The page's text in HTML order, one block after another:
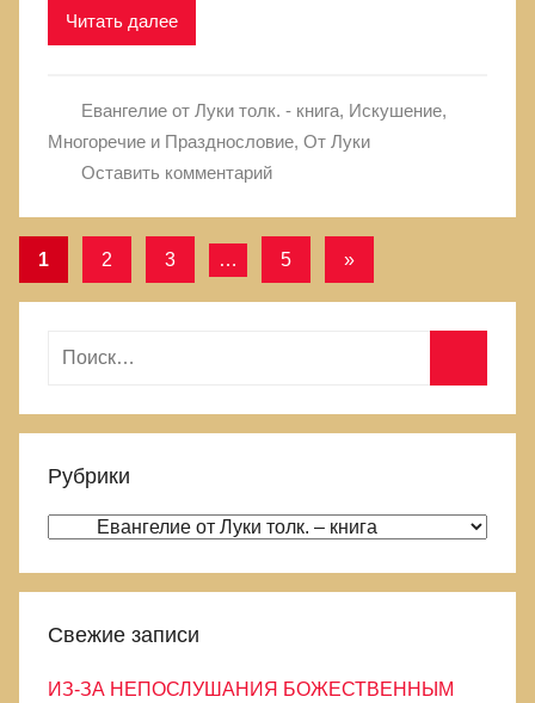
Читать далее
Евангелие от Луки толк. - книга, Искушение,
Многоречие и Празднословие, От Луки
Оставить комментарий
Навигация
записям
1 2 3 … 5
Следующие
»
й
и
:
о
к
Рубрики
б
р
к
Свежие записи
ИЗ-ЗА НЕПОСЛУШАНИЯ БОЖЕСТВЕННЫМ